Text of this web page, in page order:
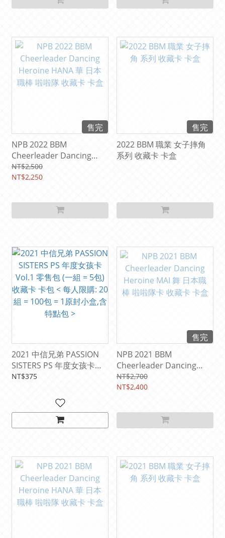
售完
NPB 2022 BBM
Cheerleader Dancing
Heroine HANA 華 日本職
棒 啦啦隊 收藏卡 卡盒
NT$2,500
NT$2,250
售完
2022 BBM 職業 女子摔角
系列 收藏卡 卡盒
2021 中信兄弟 PASSION
SISTERS PS 年度女孩卡
Vol.1 零售包 (一組 = 5包)
組 = 100包 = 1原封小盒,含
特點包 >
NT$375
售完
NPB 2021 BBM
Cheerleader Dancing
Heroine MAI 舞 日本職棒
啦啦隊卡 收藏卡 卡盒
NT$2,700
NT$2,400